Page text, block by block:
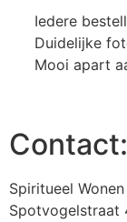
Iedere
Duidelijke
Mooi apart
Contact:
Spiritueel Wonen
Spotvogelstraat